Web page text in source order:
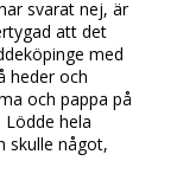
svarat nej, är
att det
med
heder och
och pappa på
hela
skulle något,